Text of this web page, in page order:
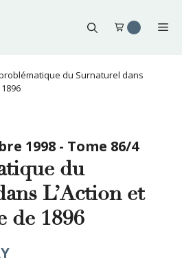
du Surnaturel dans
1998 - Tome 86/4
du
L’Action et
de 1896